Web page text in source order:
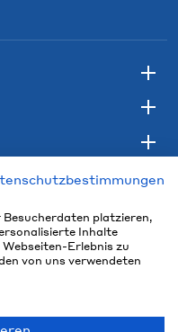
platzieren,
Inhalte
Erlebnis zu
von uns verwendeten